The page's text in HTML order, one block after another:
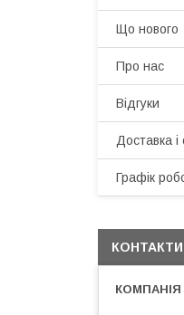
Що нового
Про нас
Відгуки
Доставка і
Графік
КОНТАКТИ